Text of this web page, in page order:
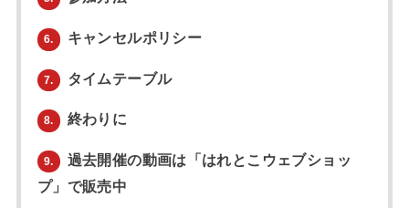
6. キャンセルポリシー
7. タイムテーブル
8. 終わりに
9.
過去開催の動画は「はれとこウェブショッ
プ」で販売中